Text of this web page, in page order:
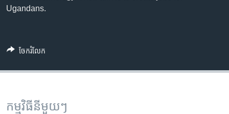
Ugandans.
ចែករំលែក
កម្មវិធី​នីមួយៗ